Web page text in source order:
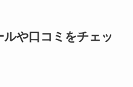
や口コミをチェッ